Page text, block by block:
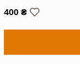
400 ₴